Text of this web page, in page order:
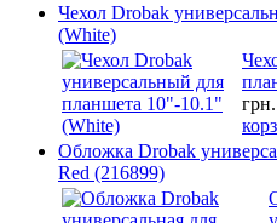
Чехол Drobak
(White)
грн.
Обложка Drobak
Red (216899)